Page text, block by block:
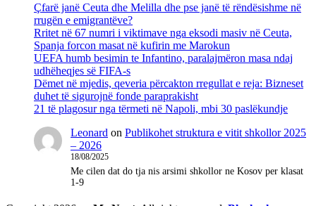
Çfarë janë Ceuta dhe Melilla dhe pse janë të rëndësishme në
rrugën e emigrantëve?
Rritet në 67 numri i viktimave nga eksodi masiv në Ceuta,
Spanja forcon masat në kufirin me Marokun
UEFA humb besimin te Infantino, paralajmëron masa ndaj
udhëheqjes së FIFA-s
Dëmet në mjedis, qeveria përcakton rregullat e reja: Bizneset
duhet të sigurojnë fonde paraprakisht
21 të plagosur nga tërmeti në Napoli, mbi 30 paslëkundje
Leonard on Publikohet struktura e vitit shkollor 2025
– 2026
18/08/2025
Me cilen dat do tja nis arsimi shkollor ne Kosov per klasat
1-9